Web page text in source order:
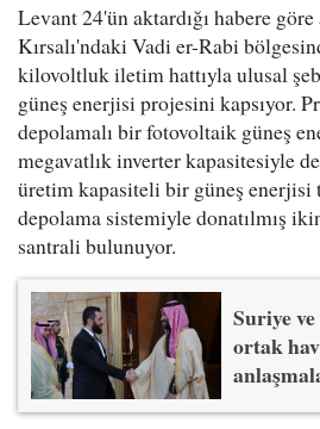
Levant 24'ün aktardığı habere
Kırsalı'ndaki Vadi er-Rabi
kilovoltluk iletim hattıyla ulusal
güneş enerjisi projesini kapsıyor.
depolamalı bir fotovoltaik güneş
megavatlık inverter kapasitesiyle
üretim kapasiteli bir güneş enerjisi
depolama sistemiyle donatılmış
santrali bulunuyor.
Suriye
ortak